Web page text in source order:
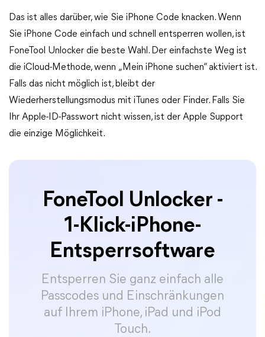
Das ist alles darüber, wie Sie iPhone Code knacken. Wenn
Sie iPhone Code einfach und schnell entsperren wollen, ist
FoneTool Unlocker die beste Wahl. Der einfachste Weg ist
die iCloud-Methode, wenn „Mein iPhone suchen“ aktiviert ist.
Falls das nicht möglich ist, bleibt der
Wiederherstellungsmodus mit iTunes oder Finder. Falls Sie
Ihr Apple-ID-Passwort nicht wissen, ist der Apple Support
die einzige Möglichkeit.
FoneTool Unlocker -
1-Klick-iPhone-
Entsperrsoftware
Entsperren Sie ganz einfach alle
Passcodes und Einschränkungen
auf Ihrem iPhone, iPad und iPod
Touch.